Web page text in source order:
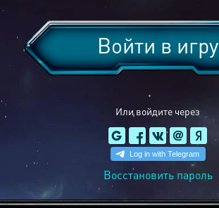
Или войдите через
Войти в игру
Восстановить пароль